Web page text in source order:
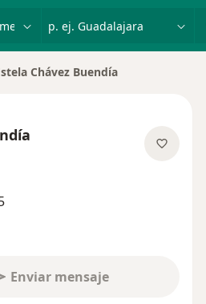
ciudadChávez Buendía
Enviar mensaje